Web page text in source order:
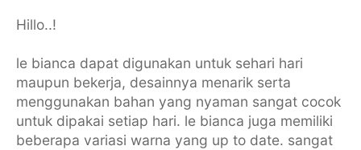
Hillo..!
le bianca dapat digunakan untuk sehari hari
maupun bekerja, desainnya menarik serta
menggunakan bahan yang nyaman sangat cocok
untuk dipakai setiap hari. le bianca juga memiliki
beberapa variasi warna yang up to date. sangat